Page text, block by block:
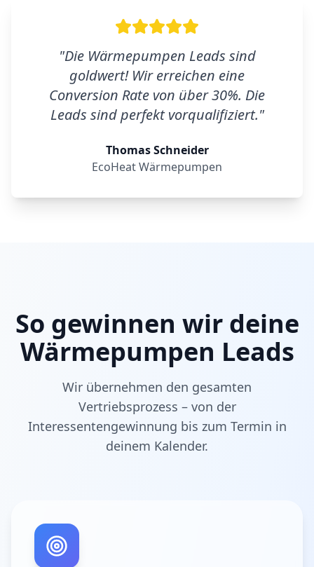
"Die Wärmepumpen Leads sind
goldwert! Wir erreichen eine
Conversion Rate von über 30%. Die
Leads sind perfekt vorqualifiziert."
Thomas Schneider
EcoHeat Wärmepumpen
So gewinnen wir deine
Wärmepumpen Leads
Wir übernehmen den gesamten
Vertriebsprozess – von der
Interessentengewinnung bis zum Termin in
deinem Kalender.